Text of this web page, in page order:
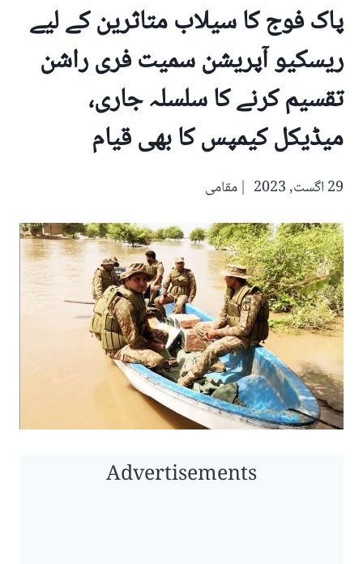
پاک فوج کا سیلاب متاثرین کے لیے
ریسکیو آپریشن سمیت فری راشن
تقسیم کرنے کا سلسلہ جاری،
میڈیکل کیمپس کا بھی قیام
29 اگست, 2023 مقامی
Advertisements